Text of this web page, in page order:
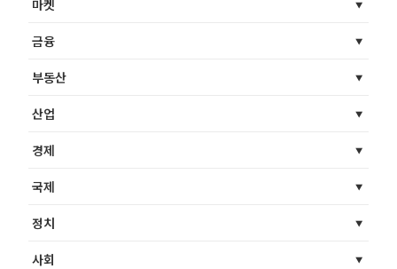
마켓
금융
부동산
산업
경제
국제
정치
사회